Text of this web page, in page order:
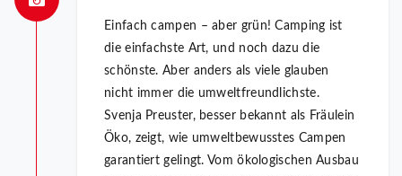
Einfach campen – aber grün! Camping ist
die einfachste Art, und noch dazu die
schönste. Aber anders als viele glauben
nicht immer die umweltfreundlichste.
Svenja Preuster, besser bekannt als Fräulein
Öko, zeigt, wie umweltbewusstes Campen
garantiert gelingt. Vom ökologischen Ausbau